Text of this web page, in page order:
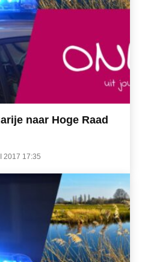
naar Hoge Raad
2017 17:35